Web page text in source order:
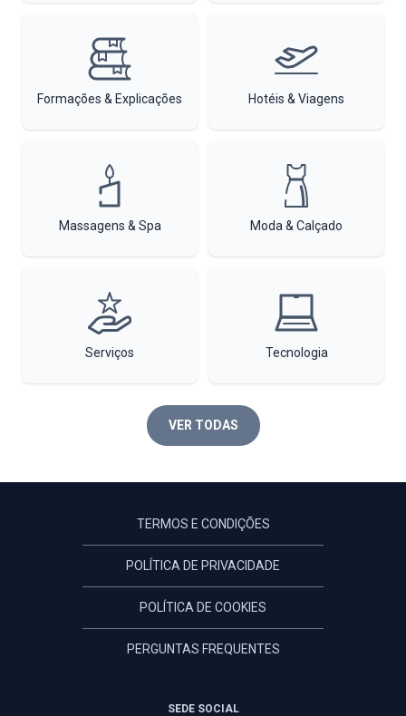
Formações & Explicações Hotéis & Viagens
Massagens & Spa Moda & Calçado
Serviços Tecnologia
VER TODAS
TERMOS E CONDIÇÕES
POLÍTICA DE PRIVACIDADE
POLÍTICA DE COOKIES
PERGUNTAS FREQUENTES
SEDE SOCIAL